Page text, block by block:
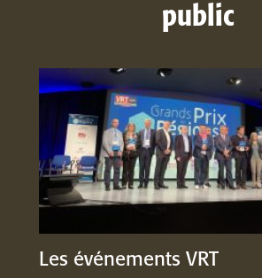
public
Les événements VRT